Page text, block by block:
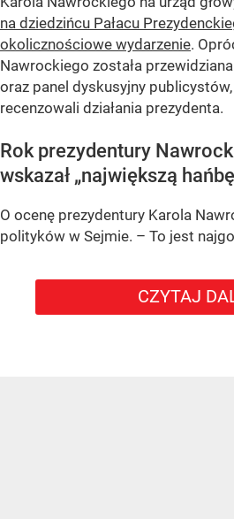
na dziedzińcu Pałacu
okolicznościowe wydarzenie.
Nawrockiego została
oraz panel dyskusyjny
recenzowali działania prezydenta.
Rok prezydentury
wskazał „największą
O ocenę prezydentury Karola
polityków w Sejmie. – To jest
CZYTAJ